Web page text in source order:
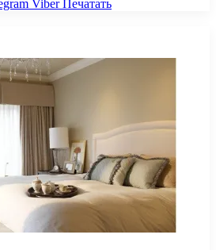
Viber Печатать